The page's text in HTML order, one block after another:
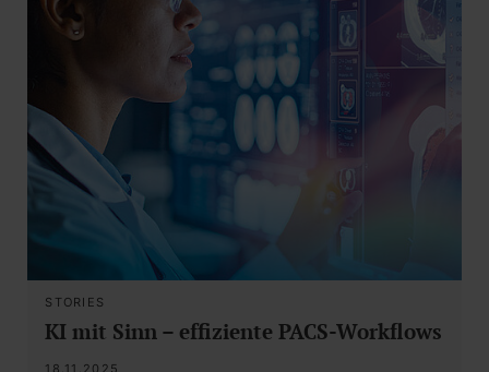
STORIES
KI mit Sinn – effiziente PACS-Workflows
18.11.2025